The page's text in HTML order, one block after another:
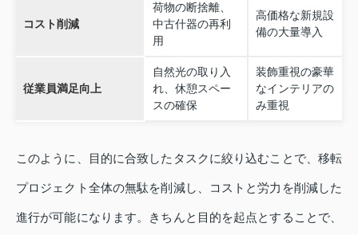
コスト削減
荷物の断捨離、
中古什器の再利
用
高価格な新規設
備の大量導入
従業員満足向上
自然光の取り入
れ、休憩スペー
スの確保
装飾重視の豪華
なインテリアの
み重視
このように、目的に合致したタスクに絞り込むことで、移転
プロジェクト全体の無駄を削減し、コストと労力を削減した
進行が可能になります。きちんと目的を起点とすることで、